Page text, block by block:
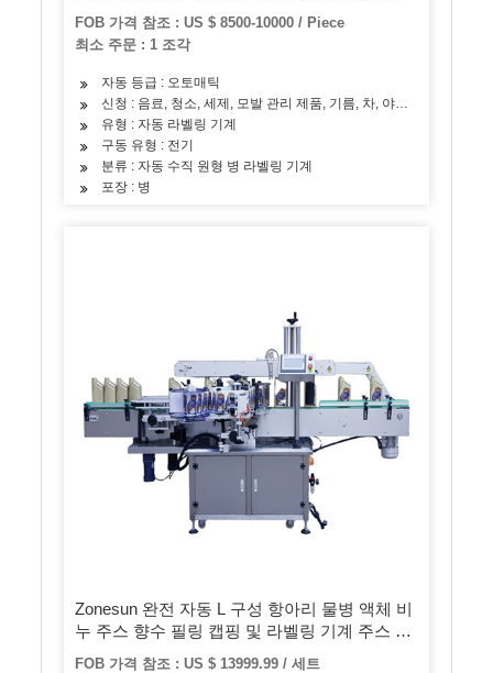
라벨 도포 기
FOB 가격 참조 : US $ 8500-10000 / Piece
최소 주문 : 1 조각
자동 등급 : 오토매틱
신청 : 음료, 청소, 세제, 모발 관리 제품, 기름, 차, 야채, 과일, 간식
유형 : 자동 라벨링 기계
구동 유형 : 전기
분류 : 자동 수직 원형 병 라벨링 기계
포장 : 병
Zonesun 완전 자동 L 구성 항아리 물병 액체 비
누 주스 향수 필링 캡핑 및 라벨링 기계 주스 생
산 라인
FOB 가격 참조 : US $ 13999.99 / 세트